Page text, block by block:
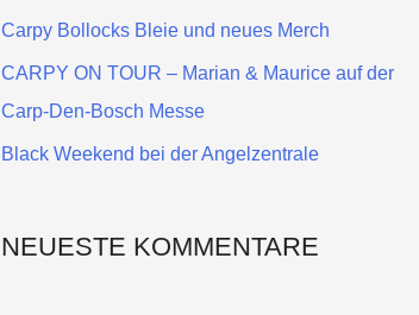
c
h
:
Carpy Bollocks Bleie und neues Merch
CARPY ON TOUR – Marian & Maurice auf der
Carp-Den-Bosch Messe
Black Weekend bei der Angelzentrale
NEUESTE KOMMENTARE